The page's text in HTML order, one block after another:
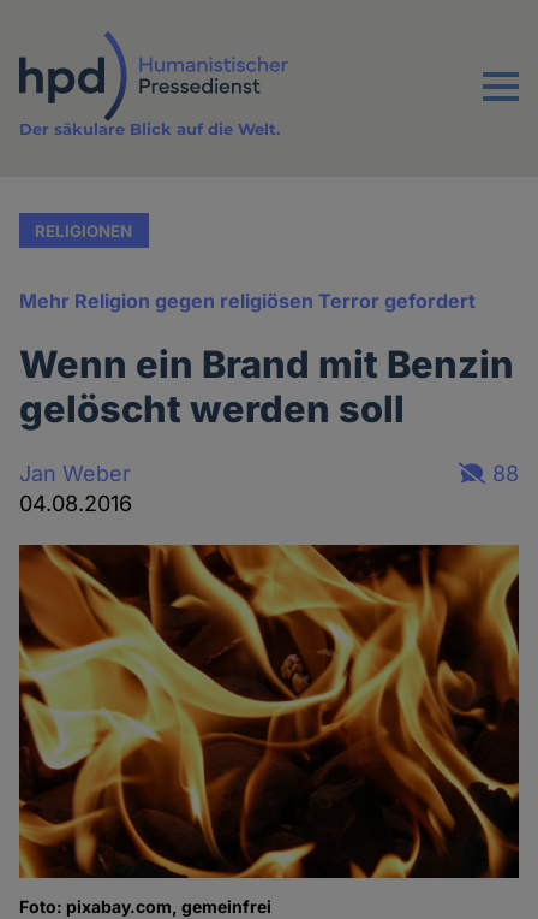
Inhalt
Menu
Der säkulare Blick auf die Welt.
RELIGIONEN
Mehr Religion gegen religiösen Terror gefordert
Wenn ein Brand mit Benzin
gelöscht werden soll
Jan Weber
04.08.2016
88
Foto: pixabay.com, gemeinfrei